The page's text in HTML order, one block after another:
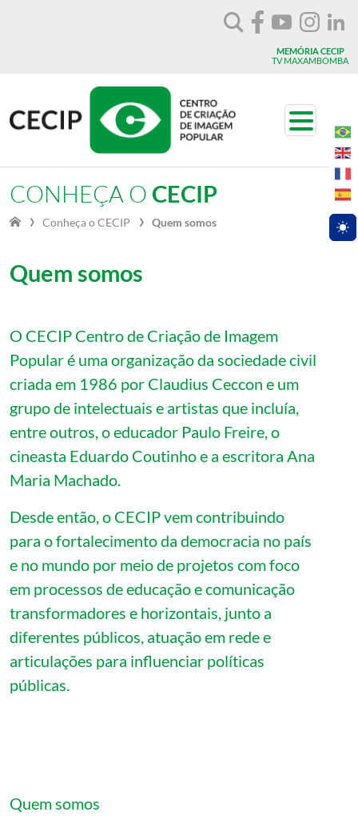
MEMÓRIA CECIP
TV MAXAMBOMBA
Toggle
CONHEÇA O CECIP
Conheça oCECIP Quem somos
Quem somos
O CECIP Centro de Criação de Imagem
Popular é uma organização da sociedade civil
criada em 1986 por Claudius Ceccon e um
grupo de intelectuais e artistas que incluía,
entre outros, o educador Paulo Freire, o
cineasta Eduardo Coutinho e a escritora Ana
Maria Machado.
Desde então, o CECIP vem contribuindo
para o fortalecimento da democracia no país
e no mundo por meio de projetos com foco
em processos de educação e comunicação
transformadores e horizontais, junto a
diferentes públicos, atuação em rede e
articulações para influenciar políticas
públicas.
Quem somos